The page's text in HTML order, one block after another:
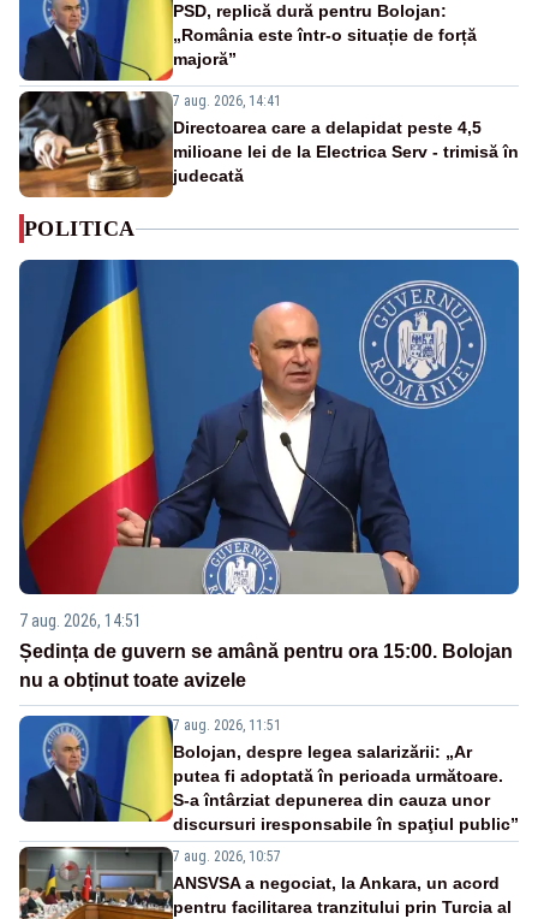
PSD, replică dură pentru Bolojan:
„România este într-o situație de forță
majoră”
7 aug. 2026, 14:41
Directoarea care a delapidat peste 4,5
milioane lei de la Electrica Serv - trimisă în
judecată
POLITICA
7 aug. 2026, 14:51
Ședința de guvern se amână pentru ora 15:00. Bolojan
nu a obținut toate avizele
7 aug. 2026, 11:51
Bolojan, despre legea salarizării: „Ar
putea fi adoptată în perioada următoare.
S-a întârziat depunerea din cauza unor
discursuri iresponsabile în spaţiul public”
7 aug. 2026, 10:57
ANSVSA a negociat, la Ankara, un acord
pentru facilitarea tranzitului prin Turcia al